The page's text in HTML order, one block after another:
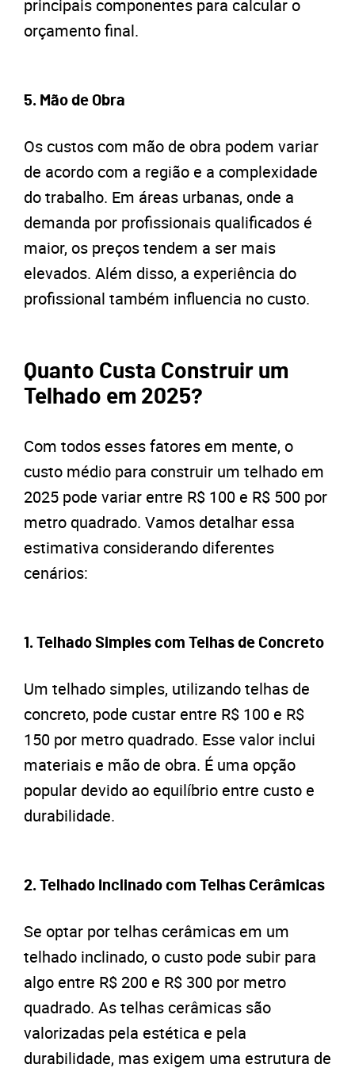
principais componentes para calcular o
orçamento final.
5. Mão de Obra
Os custos com mão de obra podem variar
de acordo com a região e a complexidade
do trabalho. Em áreas urbanas, onde a
demanda por profissionais qualificados é
maior, os preços tendem a ser mais
elevados. Além disso, a experiência do
profissional também influencia no custo.
Quanto Custa Construir um
Telhado em 2025?
Com todos esses fatores em mente, o
custo médio para construir um telhado em
2025 pode variar entre R$ 100 e R$ 500 por
metro quadrado. Vamos detalhar essa
estimativa considerando diferentes
cenários:
1. Telhado Simples com Telhas de Concreto
Um telhado simples, utilizando telhas de
concreto, pode custar entre R$ 100 e R$
150 por metro quadrado. Esse valor inclui
materiais e mão de obra. É uma opção
popular devido ao equilíbrio entre custo e
durabilidade.
2. Telhado Inclinado com Telhas Cerâmicas
Se optar por telhas cerâmicas em um
telhado inclinado, o custo pode subir para
algo entre R$ 200 e R$ 300 por metro
quadrado. As telhas cerâmicas são
valorizadas pela estética e pela
durabilidade, mas exigem uma estrutura de